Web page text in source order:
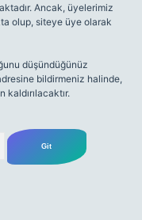
Ancak, üyelerimiz
olup, siteye üye olarak
düşündüğünüz
bildirmeniz halinde,